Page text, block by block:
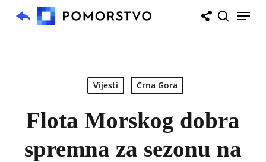
Menu
Vijesti Crna Gora
Flota Morskog dobra
spremna za sezonu na